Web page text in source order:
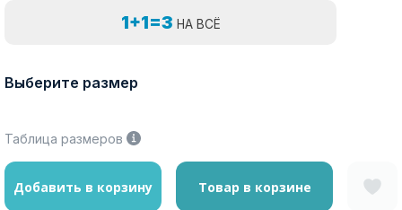
1+1=3 НА ВСЁ
Выберите размер
Таблица размеров
Добавить в корзину Товар в корзине